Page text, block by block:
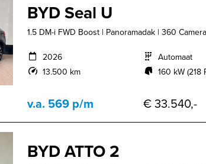
BYD Seal U
1.5 DM-i FWD Boost | Panoramadak | 360
2026
13.500 km
Automaat
160 kW (218
v.a. 569 p/m € 33.540,-
BYD ATTO 2